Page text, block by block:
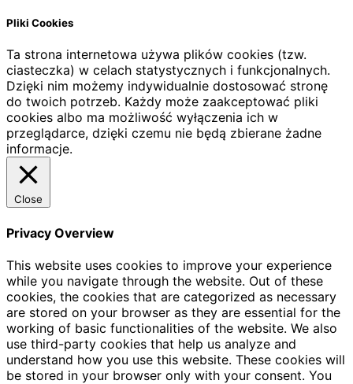
Pliki Cookies
Ta strona internetowa używa plików cookies (tzw.
ciasteczka) w celach statystycznych i funkcjonalnych.
Dzięki nim możemy indywidualnie dostosować stronę
do twoich potrzeb. Każdy może zaakceptować pliki
cookies albo ma możliwość wyłączenia ich w
przeglądarce, dzięki czemu nie będą zbierane żadne
informacje.
Close
Privacy Overview
This website uses cookies to improve your experience
while you navigate through the website. Out of these
cookies, the cookies that are categorized as necessary
are stored on your browser as they are essential for the
working of basic functionalities of the website. We also
use third-party cookies that help us analyze and
understand how you use this website. These cookies will
be stored in your browser only with your consent. You